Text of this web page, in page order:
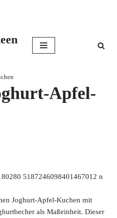
Apfel-
Joghurt-Apfel-Kuchen mit
als Maßeinheit. Dieser